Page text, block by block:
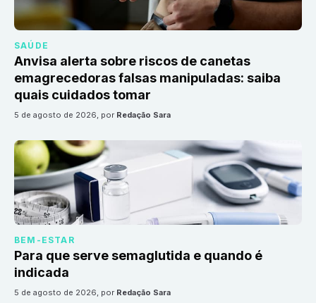
SAÚDE
Anvisa alerta sobre riscos de canetas
emagrecedoras falsas manipuladas: saiba
quais cuidados tomar
5 de agosto de 2026, por Redação Sara
BEM-ESTAR
Para que serve semaglutida e quando é
indicada
5 de agosto de 2026, por Redação Sara